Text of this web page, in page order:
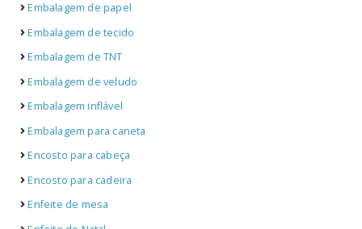
Embalagem de papel
Embalagem de tecido
Embalagem de TNT
Embalagem de veludo
Embalagem inflável
Embalagem para caneta
Encosto para cabeça
Encosto para cadeira
Enfeite de mesa